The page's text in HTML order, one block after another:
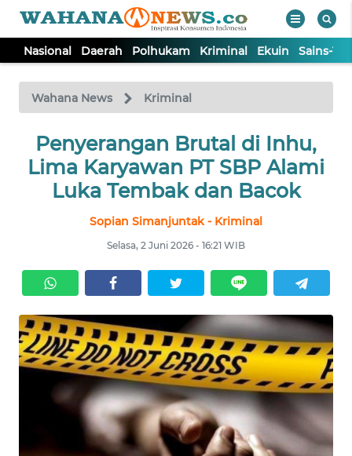
Nasional Daerah Polhukam Kriminal Ekuin Sains-
Wahana News Kriminal
Penyerangan Brutal di Inhu,
Lima Karyawan PT SBP Alami
Luka Tembak dan Bacok
Sopian Simanjuntak - Kriminal
Selasa, 2 Juni 2026 - 16:21 WIB
TV
Tutup
NASIONAL
DAERAH
KRIMINAL
EKUIN
SAINS-TEKNO
KESEHATAN
INTERNASIONAL